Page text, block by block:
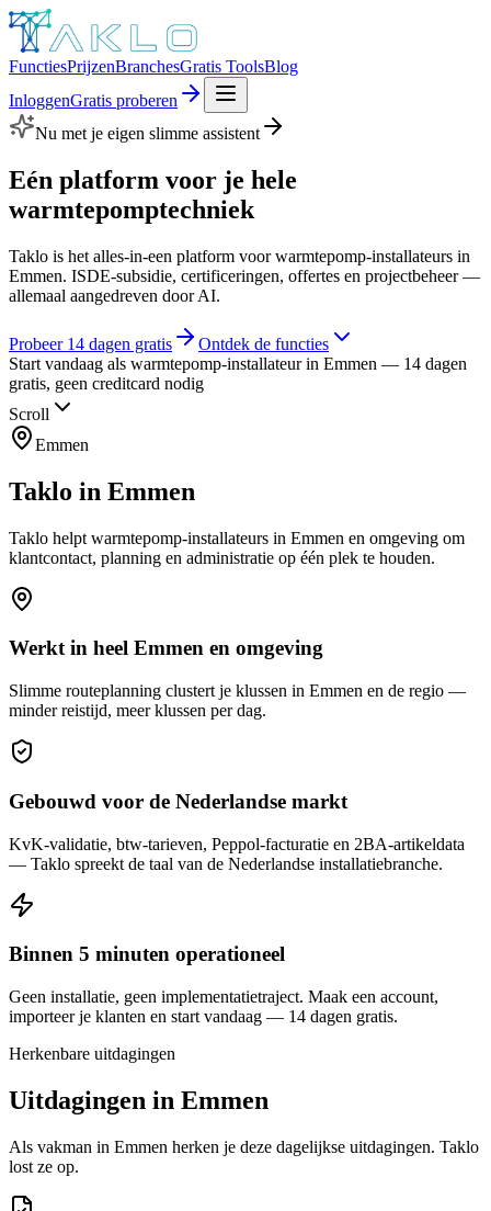
FunctiesPrijzenBranchesGratis ToolsBlog
InloggenGratis proberen
Nu met je eigen slimme assistent
Eén platform voor je hele
warmtepomptechniek
Taklo is het alles-in-een platform voor warmtepomp-installateurs in
Emmen. ISDE-subsidie, certificeringen, offertes en projectbeheer —
allemaal aangedreven door AI.
Probeer 14 dagen gratis
Ontdek de functies
Start vandaag als warmtepomp-installateur in Emmen — 14 dagen
gratis, geen creditcard nodig
Scroll
Emmen
Taklo in Emmen
Taklo helpt warmtepomp-installateurs in Emmen en omgeving om
klantcontact, planning en administratie op één plek te houden.
Werkt in heel Emmen en omgeving
Slimme routeplanning clustert je klussen in Emmen en de regio —
minder reistijd, meer klussen per dag.
Gebouwd voor de Nederlandse markt
KvK-validatie, btw-tarieven, Peppol-facturatie en 2BA-artikeldata
— Taklo spreekt de taal van de Nederlandse installatiebranche.
Binnen 5 minuten operationeel
Geen installatie, geen implementatietraject. Maak een account,
importeer je klanten en start vandaag — 14 dagen gratis.
Herkenbare uitdagingen
Uitdagingen in Emmen
Als vakman in Emmen herken je deze dagelijkse uitdagingen. Taklo
lost ze op.